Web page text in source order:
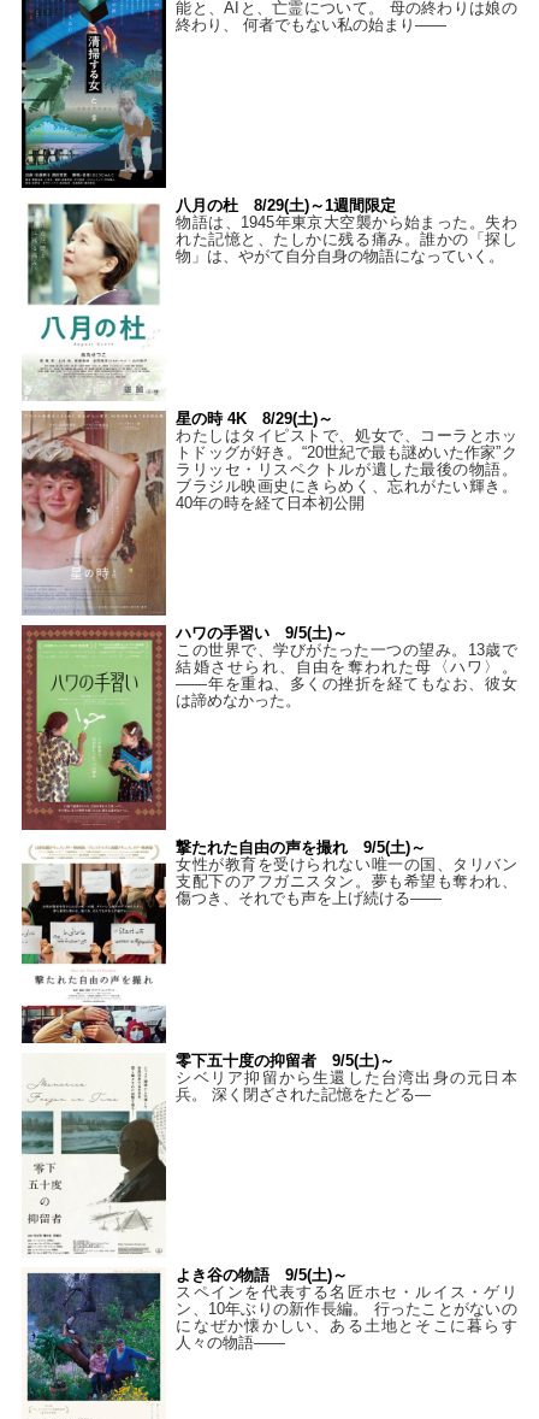
能と、AIと、亡霊について。 母の終わりは娘の
終わり、 何者でもない私の始まり――
八月の杜 8/29(土)～1週間限定
物語は、1945年東京大空襲から始まった。失わ
れた記憶と、たしかに残る痛み。誰かの「探し
物」は、やがて自分自身の物語になっていく。
星の時 4K 8/29(土)～
わたしはタイピストで、処⼥で、コーラとホッ
トドッグが好き。“20世紀で最も謎めいた作家”ク
ラリッセ・リスペクトルが遺した最後の物語。
ブラジル映画史にきらめく、忘れがたい輝き。
40年の時を経て⽇本初公開
ハワの手習い 9/5(土)～
この世界で、学びがたった一つの望み。13歳で
結婚させられ、自由を奪われた母〈ハワ〉。
——年を重ね、多くの挫折を経てもなお、彼女
は諦めなかった。
撃たれた自由の声を撮れ 9/5(土)～
女性が教育を受けられない唯一の国、タリバン
支配下のアフガニスタン。夢も希望も奪われ、
傷つき、それでも声を上げ続ける——
零下五十度の抑留者 9/5(土)～
シベリア抑留から生還した台湾出身の元日本
兵。 深く閉ざされた記憶をたどる—
よき谷の物語 9/5(土)～
スペインを代表する名匠ホセ・ルイス・ゲリ
ン、10年ぶりの新作長編。 行ったことがないの
になぜか懐かしい、ある土地とそこに暮らす
人々の物語――